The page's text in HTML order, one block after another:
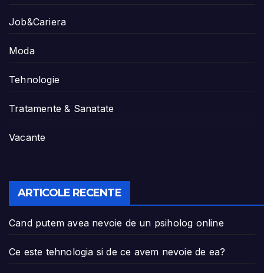
Job&Cariera
Moda
Tehnologie
Tratamente & Sanatate
Vacante
ARTICOLE RECENTE
Cand putem avea nevoie de un psiholog online
Ce este tehnologia si de ce avem nevoie de ea?